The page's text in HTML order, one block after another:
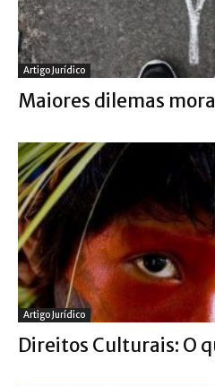
Artigo Jurídico
Maiores dilemas
Artigo Jurídico
Direitos Culturais: O